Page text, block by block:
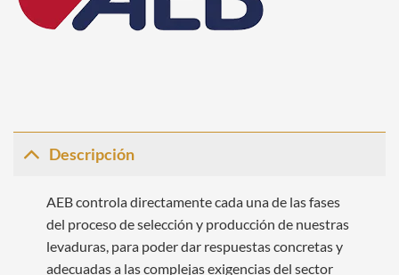
Descripción
AEB controla directamente cada una de las fases
del proceso de selección y producción de nuestras
levaduras, para poder dar respuestas concretas y
adecuadas a las complejas exigencias del sector